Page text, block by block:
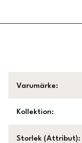
Varumärke:
Kollektion:
Storlek (Attribut):